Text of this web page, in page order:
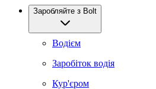
Заробляйте з Bolt
Водієм
Заробіток водія
Кур'єром